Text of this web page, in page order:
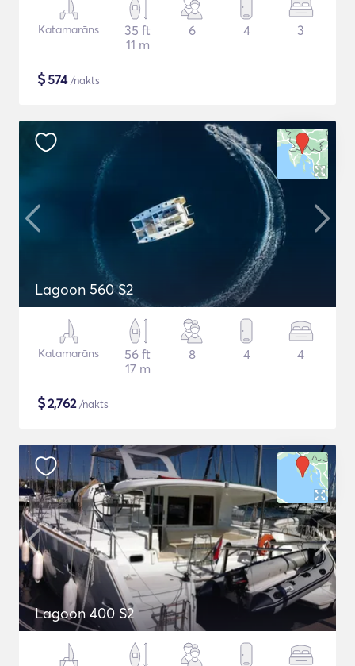
Katamarāns
35 ft
11 m
6 4 3
$574/nakts
Lagoon 560 S2
Katamarāns
56 ft
17 m
8 4 4
$2,762/nakts
Lagoon 400 S2